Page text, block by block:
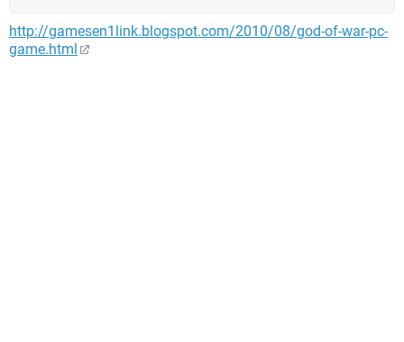
http://gamesen1link.blogspot.com/2010/08/god-of-war-pc-
game.html